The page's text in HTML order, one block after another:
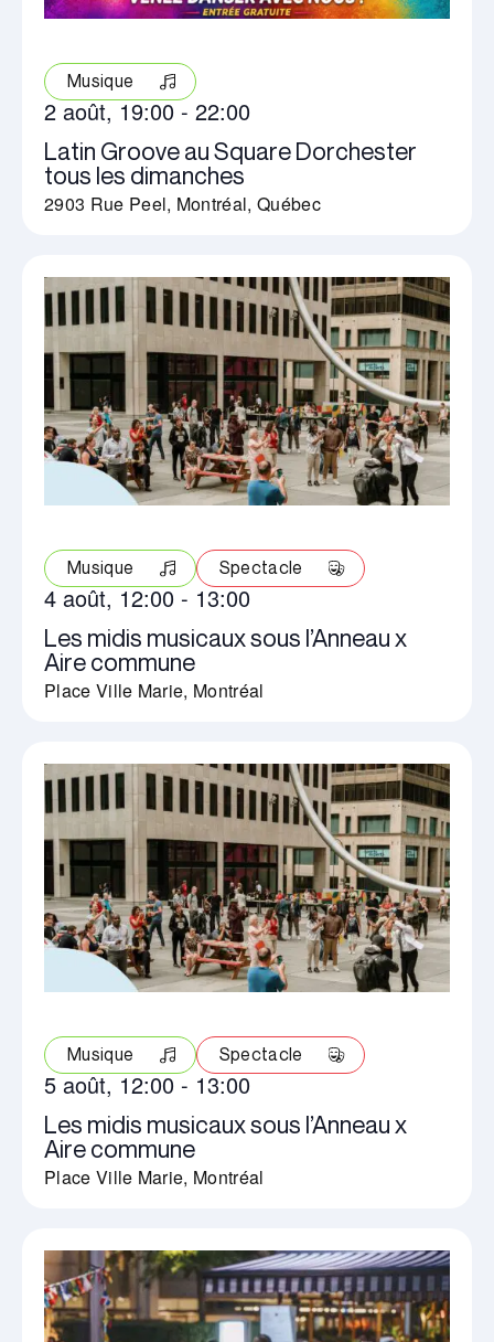
Latin Groove au Square Dorchester
tous les dimanches
2 août, 19:00- 22:00
2903 Rue Peel, Montréal, Québec
Musique
Les midis musicaux sous l’Anneau x
Aire commune
4 août, 12:00- 13:00
Place Ville Marie, Montréal
Musique Spectacle
Les midis musicaux sous l’Anneau x
Aire commune
5 août, 12:00- 13:00
Place Ville Marie, Montréal
Musique Spectacle